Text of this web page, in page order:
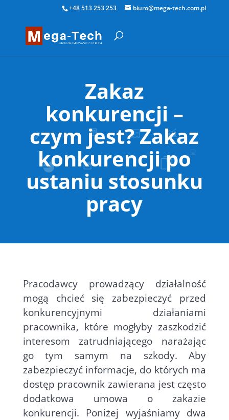
+48 513 253 253 biuro@mega-tech.com.pl
Zakaz
konkurencji –
czym jest? Zakaz
konkurencji po
ustaniu stosunku
pracy
Pracodawcy prowadzący działalność
mogą chcieć się zabezpieczyć przed
konkurencyjnymi działaniami
pracownika, które mogłyby zaszkodzić
interesom zatrudniającego narażając
go tym samym na szkody. Aby
zabezpieczyć informacje, do których ma
dostęp pracownik zawierana jest często
dodatkowa umowa o zakazie
konkurencji. Poniżej wyjaśniamy dwa